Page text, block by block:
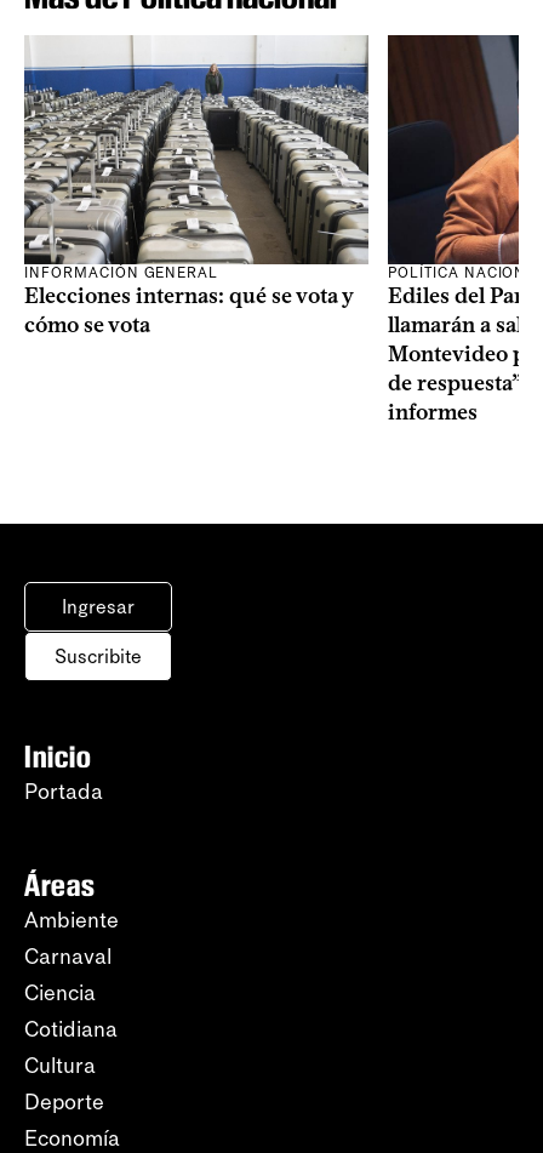
INFORMACIÓN GENERAL
Elecciones internas: qué se vota y
cómo se vota
POLÍTICA
Ediles del
llamarán a sala
Montevideo
de respuesta”
informes
Ingresar
Suscribite
Inicio
Portada
Áreas
Ambiente
Carnaval
Ciencia
Cotidiana
Cultura
Deporte
Economía